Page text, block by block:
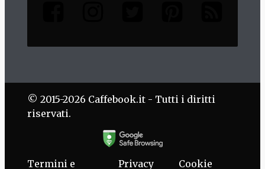
© 2015-2026 Caffebook.it - Tutti i diritti
riservati.
Termini e Privacy Cookie